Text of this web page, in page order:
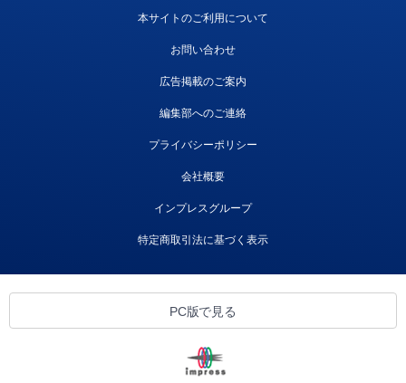
本サイトのご利用について
お問い合わせ
広告掲載のご案内
編集部へのご連絡
プライバシーポリシー
会社概要
インプレスグループ
特定商取引法に基づく表示
PC版で見る